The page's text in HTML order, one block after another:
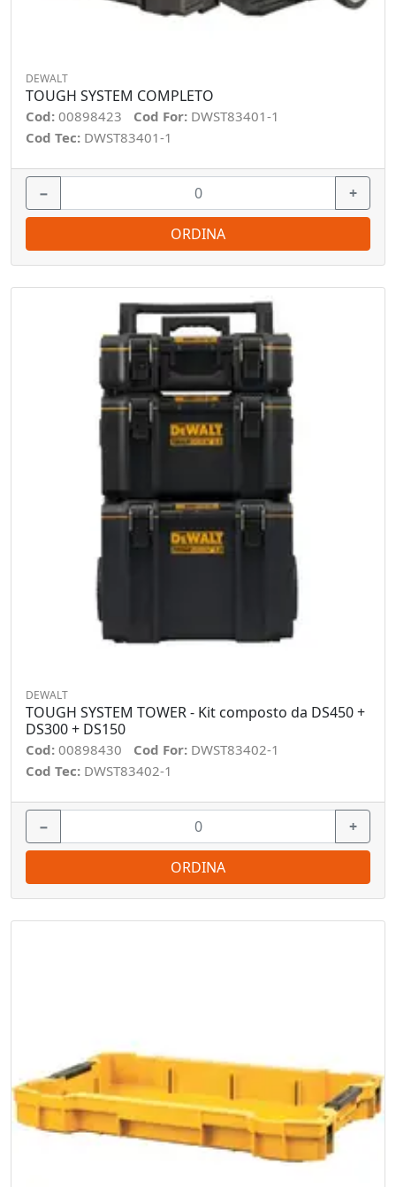
DEWALT
TOUGH SYSTEM COMPLETO
Cod: 00898423 Cod For: DWST83401-1
Cod Tec: DWST83401-1
− +
ORDINA
DEWALT
TOUGH SYSTEM TOWER - Kit composto da DS450 +
DS300 + DS150
Cod: 00898430 Cod For: DWST83402-1
Cod Tec: DWST83402-1
− +
ORDINA